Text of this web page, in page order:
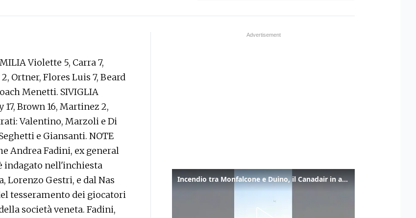
Violette 5, Carra 7,
Ortner, Flores Luis 7, Beard
Menetti. SIVIGLIA
17, Brown 16, Martinez 2,
Valentino, Marzoli e Di
e Giansanti. NOTE
Andrea Fadini, ex general
indagato nell'inchiesta
Lorenzo Gestri, e dal Nas
tesseramento dei giocatori
società veneta. Fadini,
Incendio tra Monfalcone e Duino, il Canadair in azione per fermare le fiamme sul fronte dell’A4